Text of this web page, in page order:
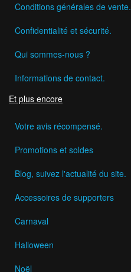
Conditions générales de vente.
Confidentialité et sécurité.
Qui sommes-nous ?
Informations de contact.
Et plus encore
Votre avis récompensé.
Promotions et soldes
Blog, suivez l'actualité du site.
Accessoires de supporters
Carnaval
Halloween
Noël